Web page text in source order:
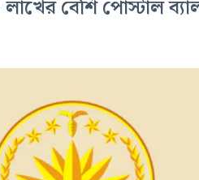
লাখের বেশি পোস্টাল